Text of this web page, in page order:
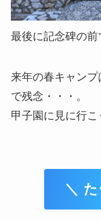
最後に記念碑の
来年の春キャン
で残念・・・。
甲子園に見に行こ
＼